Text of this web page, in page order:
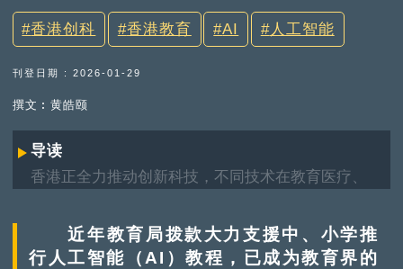
香港创科 香港教育 AI 人工智能
刊登日期 : 2026-01-29
撰文︰黄皓颐
导读
香港正全力推动创新科技，不同技术在教育医疗、
展进度如何？有什么新突破？
近年教育局拨款大力支援中、小学推
行人工智能（AI）教程，已成为教育界的